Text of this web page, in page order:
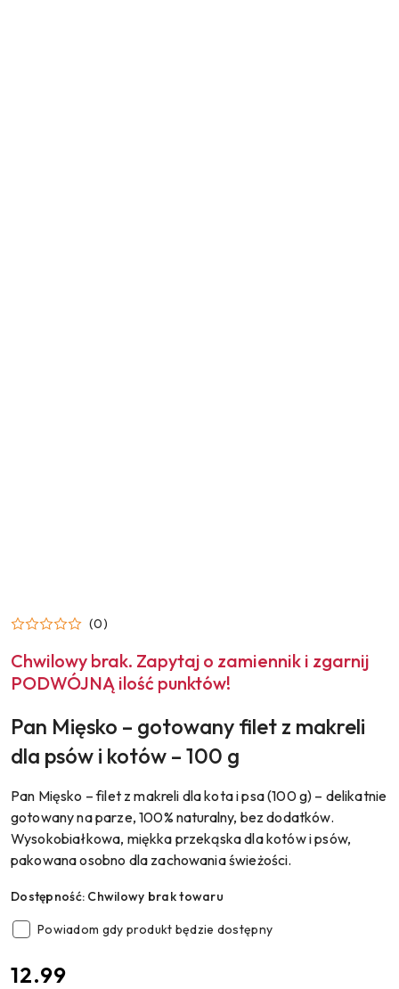
(0)
Chwilowy brak. Zapytaj o zamiennik i zgarnij
PODWÓJNĄ ilość punktów!
Pan Mięsko – gotowany filet z makreli
dla psów i kotów – 100 g
Pan Mięsko – filet z makreli dla kota i psa (100 g) – delikatnie
gotowany na parze, 100% naturalny, bez dodatków.
Wysokobiałkowa, miękka przekąska dla kotów i psów,
pakowana osobno dla zachowania świeżości.
Dostępność: Chwilowy brak towaru
Powiadom gdy produkt będzie dostępny
cena:
12.99